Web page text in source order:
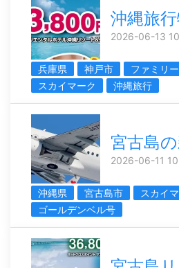
沖縄旅
2026-06-13
兵庫県 神戸市
ファミリ
スカイマーク
沖縄旅行
宮古島
2026-06-11
沖縄県 宮古島市 スカイ
ゴールデンベル号